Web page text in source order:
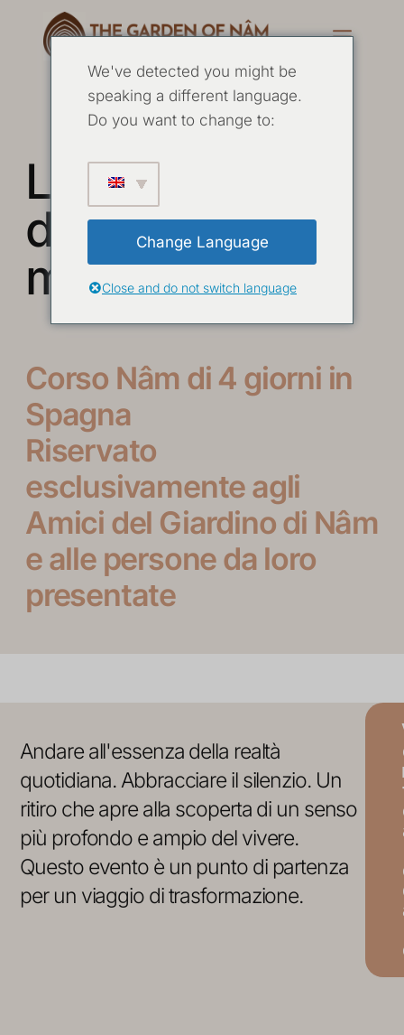
L'essenza
della
meditazione
Corso Nâm di 4 giorni in
Spagna
Riservato
esclusivamente agli
Amici del Giardino di Nâm
e alle persone da loro
presentate
Andare all'essenza della realtà
quotidiana. Abbracciare il silenzio. Un
ritiro che apre alla scoperta di un senso
più profondo e ampio del vivere.
Questo evento è un punto di partenza
per un viaggio di trasformazione.
We've detected you might be
speaking a different language.
Do you want to change to:
Change Language
Close and do not switch language